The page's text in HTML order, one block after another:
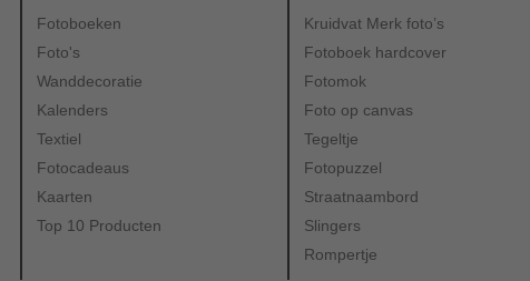
Fotoboeken
Foto's
Wanddecoratie
Kalenders
Textiel
Fotocadeaus
Kaarten
Top 10 Producten
Kruidvat Merk foto’s
Fotoboek hardcover
Fotomok
Foto op canvas
Tegeltje
Fotopuzzel
Straatnaambord
Slingers
Rompertje